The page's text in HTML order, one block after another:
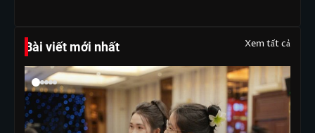
Bài viết mới nhất Xem tất cả